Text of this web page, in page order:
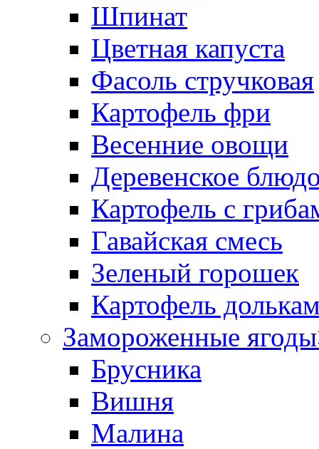
Шпинат
Цветная капуста
Фасоль стручковая
Картофель фри
Весенние овощи
Деревенское
Картофель с
Гавайская смесь
Зеленый горошек
Картофель
Замороженные ягоды
Брусника
Вишня
Малина